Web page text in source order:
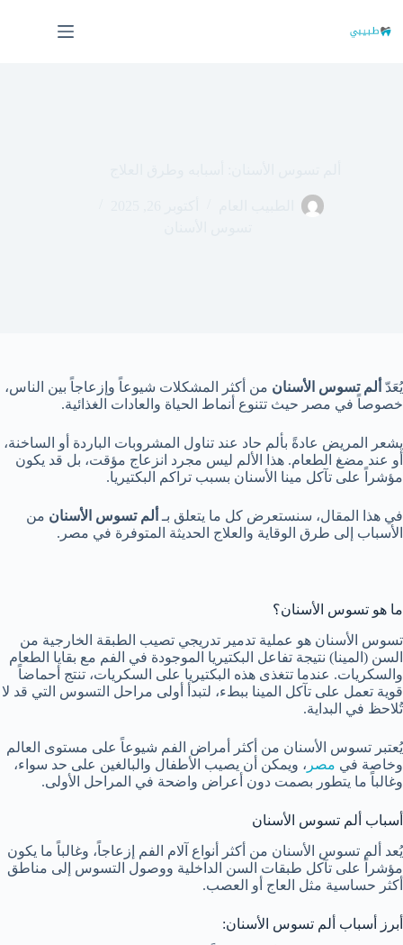
إلى
المحتوى
يُعَدّ ألم تسوس الأسنان من أكثر المشكلات شيوعاً وإزعاجاً بين الناس،
خصوصاً في مصر حيث تتنوع أنماط الحياة والعادات الغذائية.
يشعر المريض عادةً بألم حاد عند تناول المشروبات الباردة أو الساخنة،
أو عند مضغ الطعام. هذا الألم ليس مجرد انزعاج مؤقت، بل قد يكون
مؤشراً على تآكل مينا الأسنان بسبب تراكم البكتيريا.
في هذا المقال، سنستعرض كل ما يتعلق بـ ألم تسوس الأسنان من
الأسباب إلى طرق الوقاية والعلاج الحديثة المتوفرة في مصر.
ما هو تسوس الأسنان؟
تسوس الأسنان هو عملية تدمير تدريجي تصيب الطبقة الخارجية من
السن (المينا) نتيجة تفاعل البكتيريا الموجودة في الفم مع بقايا الطعام
والسكريات. عندما تتغذى هذه البكتيريا على السكريات، تنتج أحماضاً
قوية تعمل على تآكل المينا ببطء، لتبدأ أولى مراحل التسوس التي قد لا
تُلاحظ في البداية.
يُعتبر تسوس الأسنان من أكثر أمراض الفم شيوعاً على مستوى العالم
وخاصة في مصر ، ويمكن أن يصيب الأطفال والبالغين على حد سواء،
وغالباً ما يتطور بصمت دون أعراض واضحة في المراحل الأولى.
أسباب ألم تسوس الأسنان
يُعد ألم تسوس الأسنان من أكثر أنواع آلام الفم إزعاجاً، وغالباً ما يكون
مؤشراً على تآكل طبقات السن الداخلية ووصول التسوس إلى مناطق
أكثر حساسية مثل العاج أو العصب.
أبرز أسباب ألم تسوس الأسنان: